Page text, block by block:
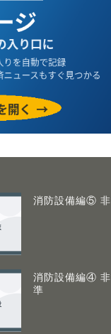
消防設備編⑤ 非
消防設備編④
準